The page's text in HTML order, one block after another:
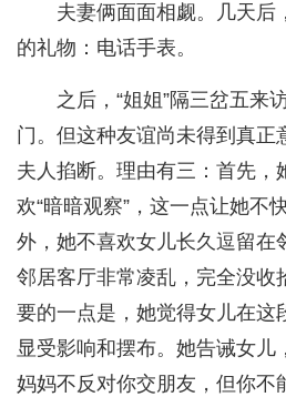
夫妻俩面面相觑。几天后
的礼物：电话手表。
之后，“姐姐”隔三岔五来
门。但这种友谊尚未得到真
夫人掐断。理由有三：首先，
欢“暗暗观察”，这一点让她不
外，她不喜欢女儿长久逗留在
邻居客厅非常凌乱，完全没收
要的一点是，她觉得女儿在这
显受影响和摆布。她告诫女儿
妈妈不反对你交朋友，但你不